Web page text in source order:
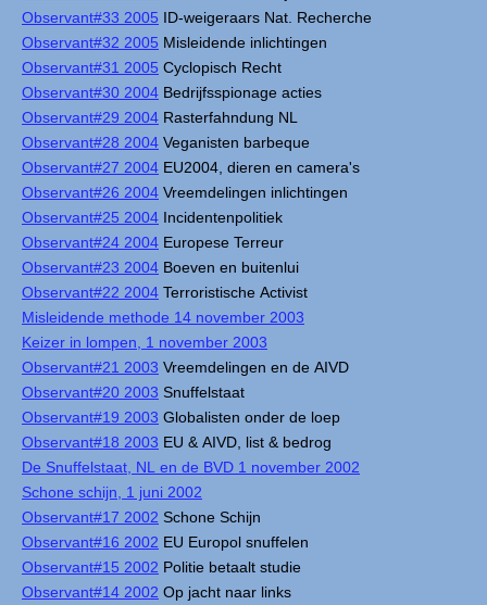
Observant#33 2005 ID-weigeraars Nat. Recherche
Observant#32 2005 Misleidende inlichtingen
Observant#31 2005 Cyclopisch Recht
Observant#30 2004 Bedrijfsspionage acties
Observant#29 2004 Rasterfahndung NL
Observant#28 2004 Veganisten barbeque
Observant#27 2004 EU2004, dieren en camera's
Observant#26 2004 Vreemdelingen inlichtingen
Observant#25 2004 Incidentenpolitiek
Observant#24 2004 Europese Terreur
Observant#23 2004 Boeven en buitenlui
Observant#22 2004 Terroristische Activist
Misleidende methode 14 november 2003
Keizer in lompen, 1 november 2003
Observant#21 2003 Vreemdelingen en de AIVD
Observant#20 2003 Snuffelstaat
Observant#19 2003 Globalisten onder de loep
Observant#18 2003 EU & AIVD, list & bedrog
De Snuffelstaat, NL en de BVD 1 november 2002
Schone schijn, 1 juni 2002
Observant#17 2002 Schone Schijn
Observant#16 2002 EU Europol snuffelen
Observant#15 2002 Politie betaalt studie
Observant#14 2002 Op jacht naar links